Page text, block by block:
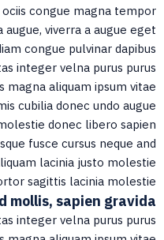
ociis congue magna
augue, viverra a augue
diam congue pulvinar
integer velna purus
magna aliquam ipsum
cubilia donec undo
molestie donec libero
fusce cursus neque
lacinia justo
sagittis lacinia
mollis, sapien
integer velna purus